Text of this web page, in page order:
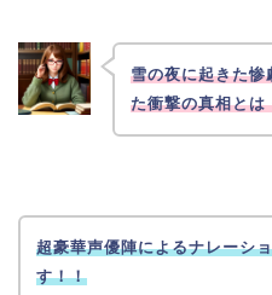
雪の夜に起きた惨
た衝撃の真相とは
超豪華声優陣によるナレーシ
す！！